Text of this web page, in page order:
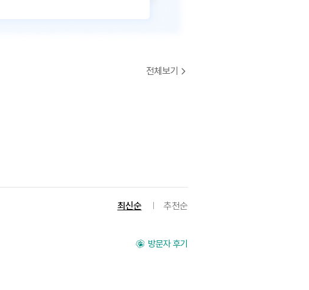
전체보기
최신순 추천순
방문자 후기